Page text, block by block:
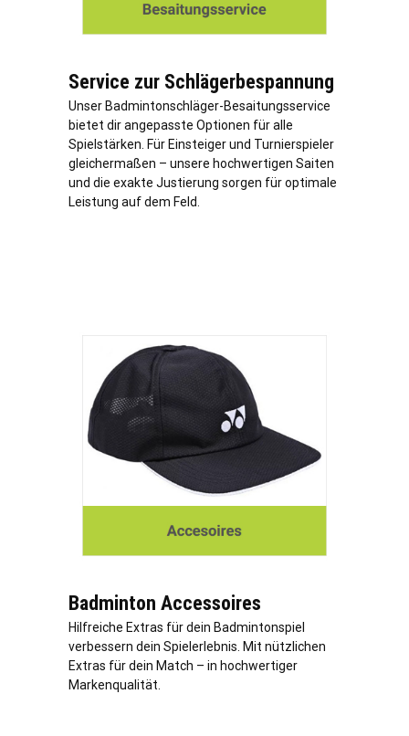
Service zur Schlägerbespannung
Unser Badmintonschläger-Besaitungsservice
bietet dir angepasste Optionen für alle
Spielstärken. Für Einsteiger und Turnierspieler
gleichermaßen – unsere hochwertigen Saiten
und die exakte Justierung sorgen für optimale
Leistung auf dem Feld.
Badminton Accessoires
Hilfreiche Extras für dein Badmintonspiel
verbessern dein Spielerlebnis. Mit nützlichen
Extras für dein Match – in hochwertiger
Markenqualität.